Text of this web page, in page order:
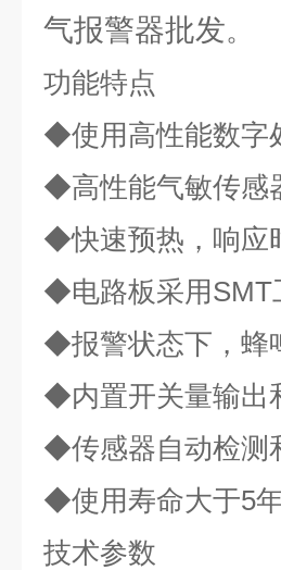
气报警器批发。
功能特点
◆使用高性能数字
◆高性能气敏传感
◆快速预热，响应
◆电路板采用SMT
◆报警状态下，蜂
◆内置开关量输出
◆传感器自动检测
◆使用寿命大于5
技术参数